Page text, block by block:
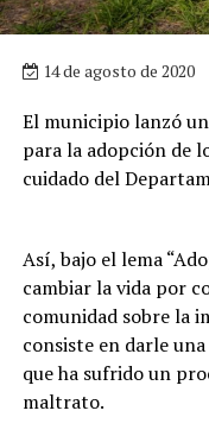
14 de agosto de 2020
El municipio lanzó
para la adopción de
cuidado del
Así, bajo el lema
cambiar la vida por
comunidad sobre la
consiste en darle
que ha sufrido un
maltrato.